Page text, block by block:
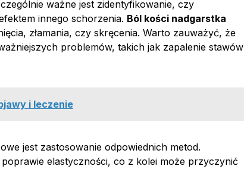
ważne jest zidentyfikowanie, czy
innego schorzenia. Ból kości nadgarstka
złamania, czy skręcenia. Warto zauważyć, że
problemów, takich jak zapalenie stawów
i leczenie
jest zastosowanie odpowiednich metod.
elastyczności, co z kolei może przyczynić